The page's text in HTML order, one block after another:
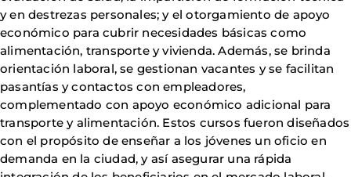
y en destrezas personales; y el otorgamiento de apoyo
económico para cubrir necesidades básicas como
alimentación, transporte y vivienda. Además, se brinda
orientación laboral, se gestionan vacantes y se facilitan
pasantías y contactos con empleadores,
complementado con apoyo económico adicional para
transporte y alimentación. Estos cursos fueron diseñados
con el propósito de enseñar a los jóvenes un oficio en
demanda en la ciudad, y así asegurar una rápida